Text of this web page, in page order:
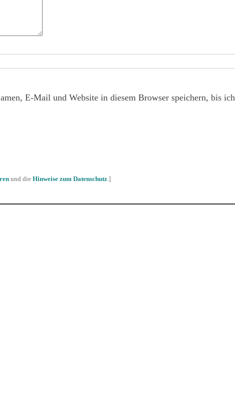
E-Mail und Website in diesem Browser speichern, bis ich
und die Hinweise zum Datenschutz .]